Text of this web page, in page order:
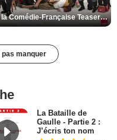
De la Comédie-Française Teaser VF
pas manquer
La Bataille de
Gaulle - Partie 2 :
J’écris ton nom